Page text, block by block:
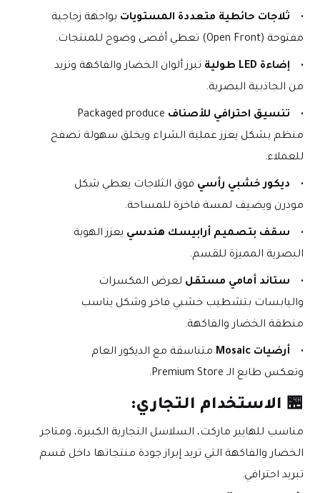
ثلاجات حائطية متعددة المستويات
مفتوحة (Open Front) تعطي أقصى وضوح للمنتجات.
إضاءة LED طولية
من الجاذبية البصرية.
تنسيق احترافي للأصناف
للعملاء.
ديكور خشبي رأسي
مودرن ويضيف لمسة فاخرة للمساحة.
سقف بتصميم أرابيسك هندسي
البصرية المميزة للقسم.
ستاند أمامي مستقل
منطقة الخضار والفاكهة.
أرضيات Mosaic
وتعكس طابع الـ Premium Store.
🏪 الاستخدام التجاري:
مناسب للهايبر ماركت، السلاسل التجارية الكبيرة، ومتاجر
تبريد احترافي.